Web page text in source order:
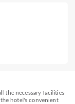
the necessary facilities
hotel's convenient